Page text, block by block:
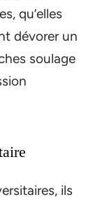
qu’elles
dévorer un
soulage
ils